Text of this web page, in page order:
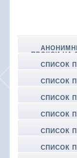
ПРОКСИ НА
СПИСОК
СПИСОК
СПИСОК
СПИСОК
СПИСОК
СПИСОК